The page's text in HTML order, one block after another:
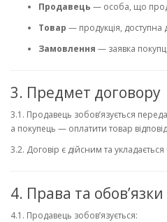
Продавець — особа, що
Товар — продукція, доступна
Замовлення — заявка
3. Предмет договору
3.1. Продавець зобов’язується
а покупець — оплатити товар
3.2. Договір є дійсним та
4. Права та
4.1. Продавець зобов’язується: